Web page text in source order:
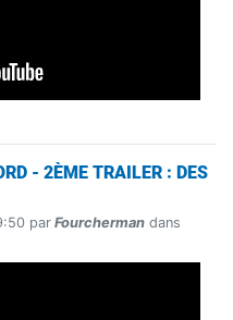
- 2ÈME TRAILER : DES
par Fourcherman dans